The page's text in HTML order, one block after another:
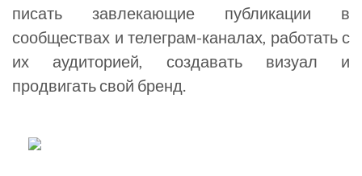
писать завлекающие публикации в
сообществах и телеграм-каналах, работать с
их аудиторией, создавать визуал и
продвигать свой бренд.